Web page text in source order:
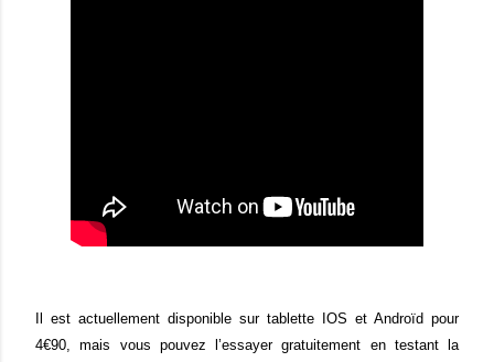
Il est actuellement disponible sur tablette IOS et Androïd pour
4€90, mais vous pouvez l’essayer gratuitement en testant la